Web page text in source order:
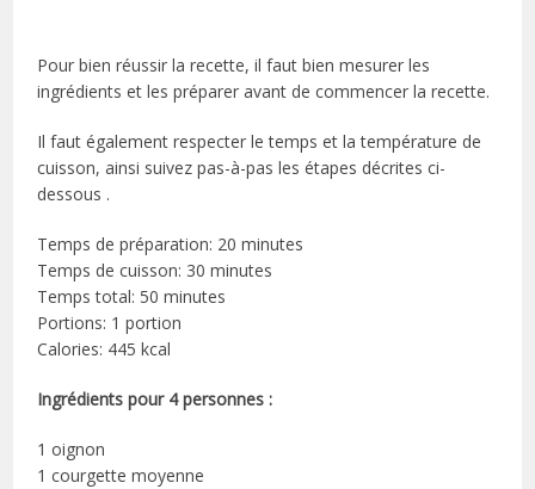
Pour bien réussir la recette, il faut bien mesurer les
ingrédients et les préparer avant de commencer la recette.
Il faut également respecter le temps et la température de
cuisson, ainsi suivez pas-à-pas les étapes décrites ci-
dessous .
Temps de préparation: 20 minutes
Temps de cuisson: 30 minutes
Temps total: 50 minutes
Portions: 1 portion
Calories: 445 kcal
Ingrédients pour 4 personnes :
1 oignon
1 courgette moyenne